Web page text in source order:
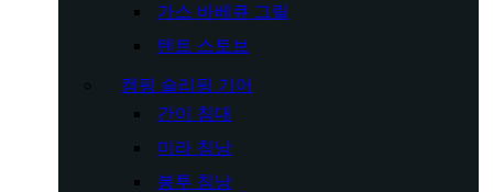
가스 바베큐 그릴
텐트 스토브
캠핑 슬리핑 기어
간이 침대
미라 침낭
봉투 침낭